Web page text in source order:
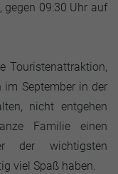
gegen 09:30 Uhr auf
Touristenattraktion,
im September in der
nicht entgehen
Familie einen
der wichtigsten
viel Spaß haben.